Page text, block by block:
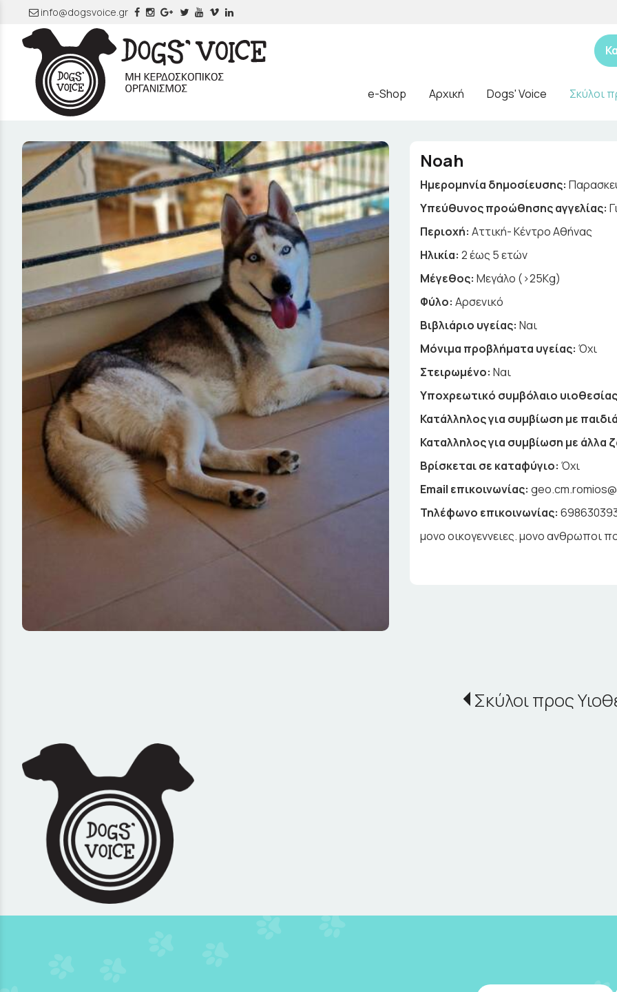
info@dogsvoice.gr
e-Shop Αρχική Dogs' Voice Σκύλοι
Noah
Ημερομηνία δημοσίευσης:
Yπεύθυνος προώθησης αγγελίας:
Περιοχή:Αττική- Κέντρο Αθήνας
Ηλικία:2 έως 5 ετών
Μέγεθος:Μεγάλο (>25Kg)
Φύλο:Αρσενικό
Βιβλιάριο υγείας: Ναι
Μόνιμα προβλήματα υγείας: Όχι
Στειρωμένο: Ναι
Υποχρεωτικό συμβόλαιο
Κατάλληλος για συμβίωση με
Καταλληλος για συμβίωση με άλλα
Βρίσκεται σε καταφύγιο: Όχι
Email επικοινωνίας:
Τηλέφωνο επικοινωνίας:
μονο οικογεννειες. μονο ανθρωποι
Σκύλοι προς